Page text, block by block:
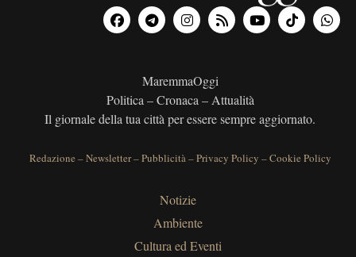
MaremmaOggi
Politica – Cronaca – Attualità
Il giornale della tua città per essere sempre aggiornato.
Redazione –Newsletter–Pubblicità–Privacy Policy –Cookie Policy
Notizie
Ambiente
Cultura ed Eventi